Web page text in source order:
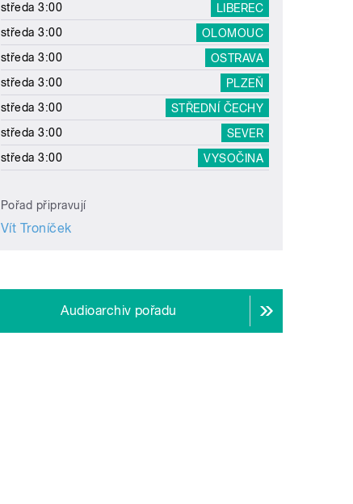
středa 3:00
LIBEREC
středa 3:00
OLOMOUC
středa 3:00
OSTRAVA
středa 3:00
PLZEŇ
středa 3:00
STŘEDNÍ ČECHY
středa 3:00
SEVER
středa 3:00
VYSOČINA
Pořad připravují
Vít Troníček
Audioarchiv pořadu